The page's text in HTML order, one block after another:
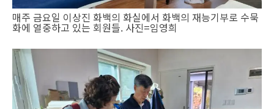
매주 금요일 이상진 화백의 화실에서 화백의 재능기부로 수묵
화에 열중하고 있는 회원들. 사진=임영희